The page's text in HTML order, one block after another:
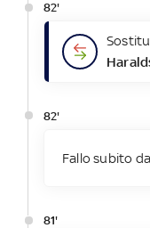
82'
82'
Fallo subito
81'